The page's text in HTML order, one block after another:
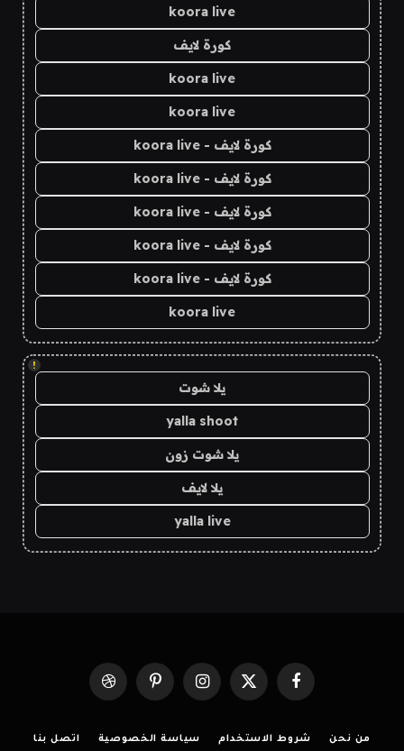
koora live
كورة لايف
koora live
koora live
كورة لايف - koora live
كورة لايف - koora live
كورة لايف - koora live
كورة لايف - koora live
كورة لايف - koora live
koora live
!
يلا شوت
yalla shoot
يلا شوت زون
يلا لايف
yalla live
فيسبوك X
(Twitter)
الانستغرامبينتيريستDribbble
من نحن شروط الاستخدام سياسة الخصوصية اتصل بنا